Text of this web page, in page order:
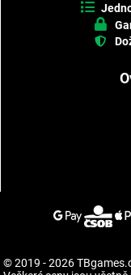
© 2019 - 2026